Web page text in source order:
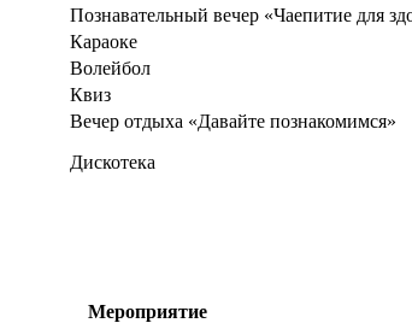
Познавательный вечер «Чаепитие для
Караоке
Волейбол
Квиз
Вечер отдыха «Давайте познакомимся»
Дискотека
Мероприятие